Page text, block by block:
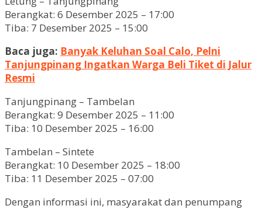
Berangkat: 6 Desember 2025 – 17:00
Tiba: 7 Desember 2025 – 15:00
Baca juga: Banyak Keluhan Soal Calo, Pelni
Tanjungpinang Ingatkan Warga Beli Tiket di Jalur
Resmi
Tanjungpinang – Tambelan
Berangkat: 9 Desember 2025 – 11:00
Tiba: 10 Desember 2025 – 16:00
Tambelan – Sintete
Berangkat: 10 Desember 2025 – 18:00
Tiba: 11 Desember 2025 – 07:00
Dengan informasi ini, masyarakat dan penumpang